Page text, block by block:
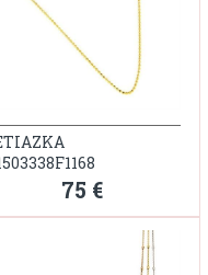
75 €